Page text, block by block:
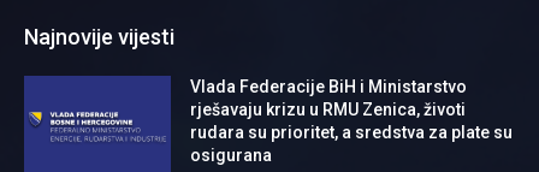
Najnovije vijesti
Vlada Federacije BiH i Ministarstvo
rješavaju krizu u RMU Zenica, životi
rudara su prioritet, a sredstva za plate su
osigurana